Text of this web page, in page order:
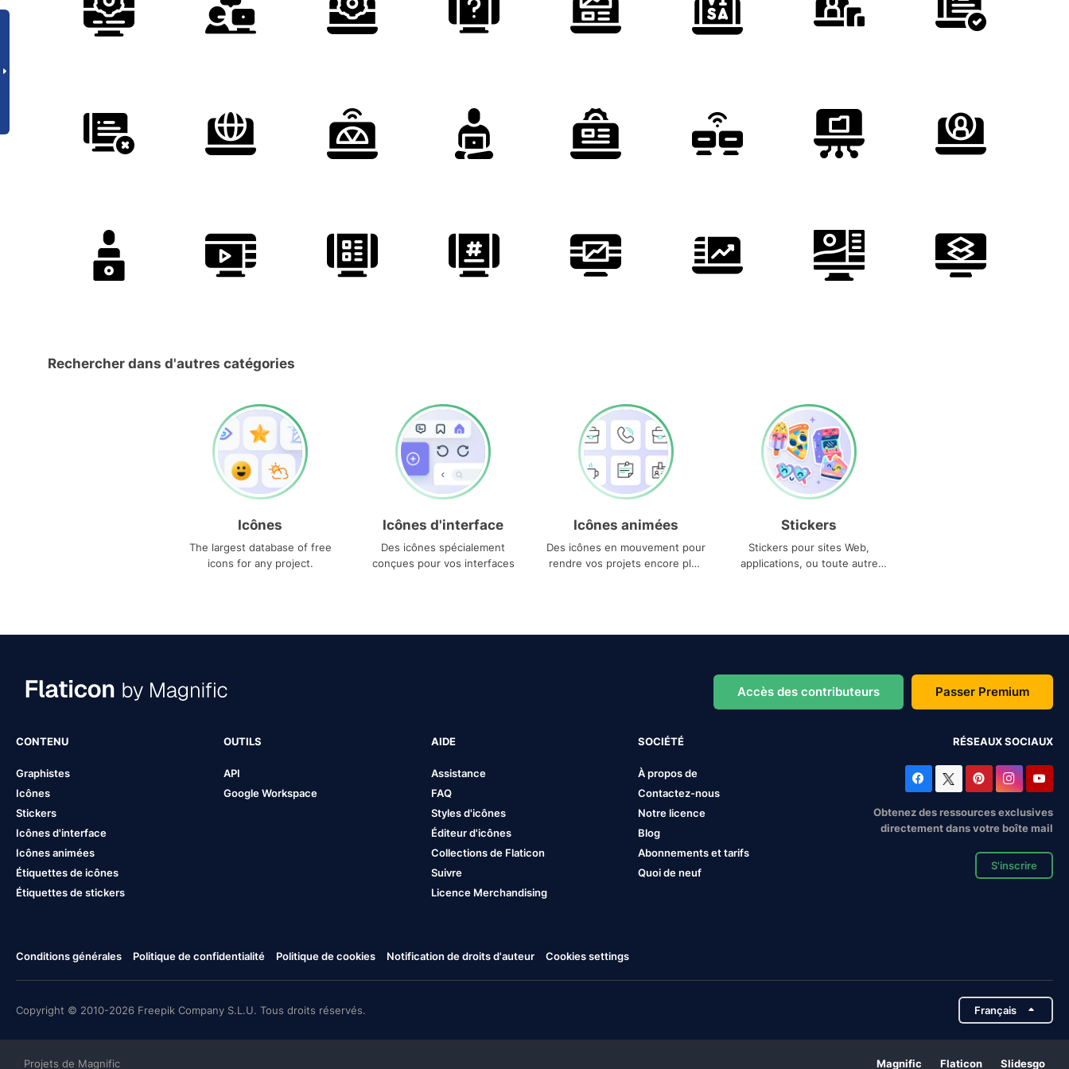
Rechercher dans d'autres catégories
Icônes
The largest database of free
icons for any project.
Icônes d'interface
Des icônes spécialement
conçues pour vos interfaces
Icônes animées
Des icônes en mouvement pour
rendre vos projets encore plus
Stickers
Stickers pour sites Web,
applications, ou toute autre
Accès des contributeurs Passer Premium
CONTENU
Graphistes
Icônes
Stickers
Icônes d'interface
Icônes animées
Étiquettes de icônes
Étiquettes de stickers
OUTILS
API
Google Workspace
AIDE
Assistance
FAQ
Styles d'icônes
Éditeur d'icônes
Collections de Flaticon
Suivre
Licence Merchandising
SOCIÉTÉ
À propos de
Contactez-nous
Notre licence
Blog
Abonnements et tarifs
Quoi de neuf
RÉSEAUX SOCIAUX
Obtenez des ressources exclusives
directement dans votre boîte mail
S'inscrire
Conditions générales Politique de confidentialité Politique de cookies Notification de droits d'auteur Cookies settings
Copyright © 2010-2026 Freepik Company S.L.U. Tous droits réservés. Français
Projets de Magnific Magnific Flaticon Slidesgo